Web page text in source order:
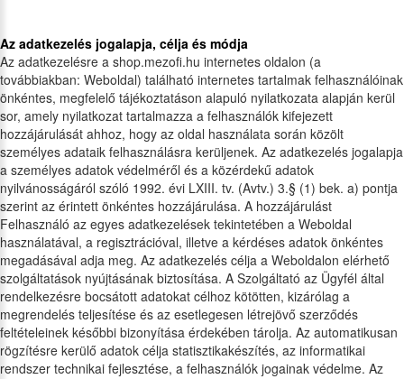
Az adatkezelés jogalapja, célja és módja
Az adatkezelésre a shop.mezofi.hu internetes oldalon (a
továbbiakban: Weboldal) található internetes tartalmak felhasználóinak
önkéntes, megfelelő tájékoztatáson alapuló nyilatkozata alapján kerül
sor, amely nyilatkozat tartalmazza a felhasználók kifejezett
hozzájárulását ahhoz, hogy az oldal használata során közölt
személyes adataik felhasználásra kerüljenek. Az adatkezelés jogalapja
a személyes adatok védelméről és a közérdekű adatok
nyilvánosságáról szóló 1992. évi LXIII. tv. (Avtv.) 3.§ (1) bek. a) pontja
szerint az érintett önkéntes hozzájárulása. A hozzájárulást
Felhasználó az egyes adatkezelések tekintetében a Weboldal
használatával, a regisztrációval, illetve a kérdéses adatok önkéntes
megadásával adja meg. Az adatkezelés célja a Weboldalon elérhető
szolgáltatások nyújtásának biztosítása. A Szolgáltató az Ügyfél által
rendelkezésre bocsátott adatokat célhoz kötötten, kizárólag a
megrendelés teljesítése és az esetlegesen létrejövő szerződés
feltételeinek későbbi bizonyítása érdekében tárolja. Az automatikusan
rögzítésre kerülő adatok célja statisztikakészítés, az informatikai
rendszer technikai fejlesztése, a felhasználók jogainak védelme. Az